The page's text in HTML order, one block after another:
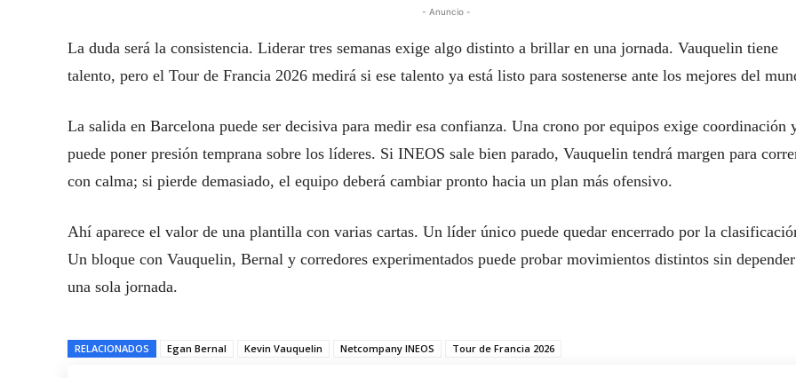
- Anuncio -
La duda será la consistencia. Liderar tres semanas exige algo distinto a brillar en una jornada. Vauquelin tiene
talento, pero el Tour de Francia 2026 medirá si ese talento ya está listo para sostenerse ante los mejores del
La salida en Barcelona puede ser decisiva para medir esa confianza. Una crono por equipos exige coordinación
puede poner presión temprana sobre los líderes. Si INEOS sale bien parado, Vauquelin tendrá margen para
con calma; si pierde demasiado, el equipo deberá cambiar pronto hacia un plan más ofensivo.
Ahí aparece el valor de una plantilla con varias cartas. Un líder único puede quedar encerrado por la
Un bloque con Vauquelin, Bernal y corredores experimentados puede probar movimientos distintos sin
una sola jornada.
RELACIONADOS Egan Bernal Kevin Vauquelin Netcompany INEOS Tour de Francia 2026